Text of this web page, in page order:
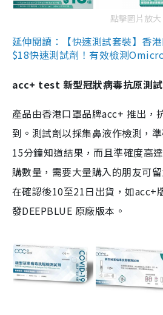
點擊圖片放大
延伸閱讀：【快速測試套裝】香
$18快速測試劑！有效檢測
acc+ test 新型冠狀病毒抗原測
產品由香港口罩品牌acc+ 推出，
到。測試劑以採集鼻液作檢測，
15分鐘知道結果，而且準確度高
購數量，需要大量購入的朋友可
在確認後10至21日出貨，如acc+
發DEEPBLUE 原廠版本。